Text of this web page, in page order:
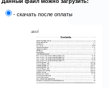
- скачать после оплаты